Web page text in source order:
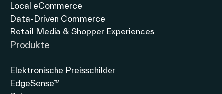
Local eCommerce
Data-Driven Commerce
Retail Media & Shopper Experiences
Produkte
Elektronische Preisschilder
EdgeSense™